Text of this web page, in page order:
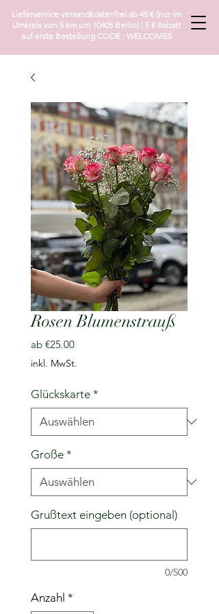
Lieferservice versandkostenfrei ab 45 € (nur im
Umkreis von 5 km um 10405 Berlin) | 5 € Rabatt
auf erste Bestellung CODE : WELCOME5
Rosen Blumenstrauß
ab €25.00Sale-
inkl. MwSt.
Glückskarte *
Große *
Grußtext eingeben (optional)
0/500
Anzahl *